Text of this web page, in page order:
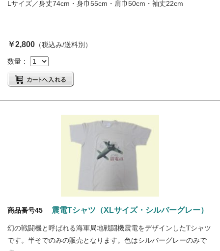
Lサイズ／身丈74cm・身巾55cm・肩巾50cm・袖丈22cm
￥2,800 （税込み/送料別）
数量：
商品番号45 震電Tシャツ（XLサイズ・シルバーグレー）
幻の戦闘機と呼ばれる海軍局地戦闘機震電をデザインしたTシャツ
です。半そでのみの販売となります。色はシルバーグレーのみで